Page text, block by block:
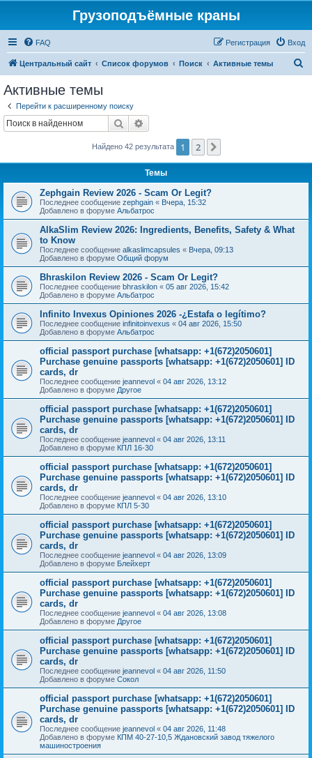
Грузоподъёмные краны
FAQ Вход
Регистрация
Центральный сайт Список форумов Поиск Активные темы
Активные темы
Перейти к расширенному поиску
Поиск
Найдено 42 результата 1 2
Темы
Zephgain Review 2026 - Scam Or Legit?
Последнее сообщение zephgain « Вчера, 15:32
Добавлено в форуме Альбатрос
AlkaSlim Review 2026: Ingredients, Benefits, Safety & What
to Know
Последнее сообщение alkaslimcapsules « Вчера, 09:13
Добавлено в форуме Общий форум
Bhraskilon Review 2026 - Scam Or Legit?
Последнее сообщение bhraskilon « 05 авг 2026, 15:42
Добавлено в форуме Альбатрос
Infinito Invexus Opiniones 2026 -¿Estafa o legítimo?
Последнее сообщение infinitoinvexus « 04 авг 2026, 15:50
Добавлено в форуме Альбатрос
official passport purchase [whatsapp: +1(672)2050601]
Purchase genuine passports [whatsapp: +1(672)2050601] ID
cards, dr
Последнее сообщение jeannevol « 04 авг 2026, 13:12
Добавлено в форуме Другое
official passport purchase [whatsapp: +1(672)2050601]
Purchase genuine passports [whatsapp: +1(672)2050601] ID
cards, dr
Последнее сообщение jeannevol « 04 авг 2026, 13:11
Добавлено в форуме КПЛ 16-30
official passport purchase [whatsapp: +1(672)2050601]
Purchase genuine passports [whatsapp: +1(672)2050601] ID
cards, dr
Последнее сообщение jeannevol « 04 авг 2026, 13:10
Добавлено в форуме КПЛ 5-30
official passport purchase [whatsapp: +1(672)2050601]
Purchase genuine passports [whatsapp: +1(672)2050601] ID
cards, dr
Последнее сообщение jeannevol « 04 авг 2026, 13:09
Добавлено в форуме Блейхерт
official passport purchase [whatsapp: +1(672)2050601]
Purchase genuine passports [whatsapp: +1(672)2050601] ID
cards, dr
Последнее сообщение jeannevol « 04 авг 2026, 13:08
Добавлено в форуме Другое
official passport purchase [whatsapp: +1(672)2050601]
Purchase genuine passports [whatsapp: +1(672)2050601] ID
cards, dr
Последнее сообщение jeannevol « 04 авг 2026, 11:50
Добавлено в форуме Сокол
official passport purchase [whatsapp: +1(672)2050601]
Purchase genuine passports [whatsapp: +1(672)2050601] ID
cards, dr
Последнее сообщение jeannevol « 04 авг 2026, 11:48
Добавлено в форуме КПМ 40-27-10,5 Ждановский завод тяжелого
машиностроения